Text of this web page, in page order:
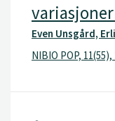
Even Unsgård,
NIBIO POP, 11(55),